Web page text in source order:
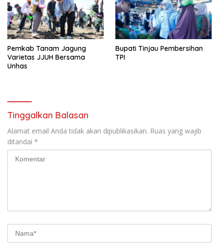
Pemkab Tanam Jagung
Varietas JJUH Bersama
Unhas
Bupati Tinjau Pembersihan
TPI
Tinggalkan Balasan
Alamat email Anda tidak akan dipublikasikan. Ruas yang wajib
ditandai *